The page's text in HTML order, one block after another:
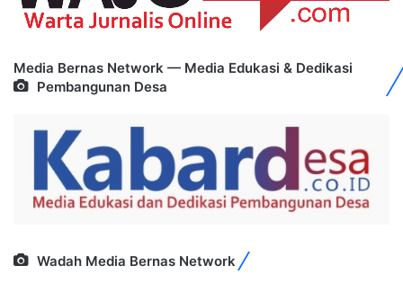
Media Bernas Network — Media Edukasi & Dedikasi
Pembangunan Desa
Wadah Media Bernas Network